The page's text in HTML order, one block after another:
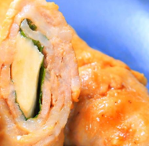
調味酢
ぽん酢